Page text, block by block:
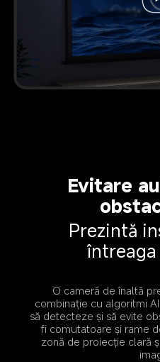
Evitare
Prezintă
O cameră de înaltă
combinație cu algoritmi
să detecteze și să evite
fi comutatoare și rame
zonă de proiecție clară